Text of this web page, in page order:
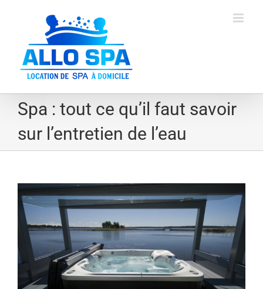
Spa : tout ce qu’il faut savoir
sur l’entretien de l’eau
Voir
l'image
agrandie